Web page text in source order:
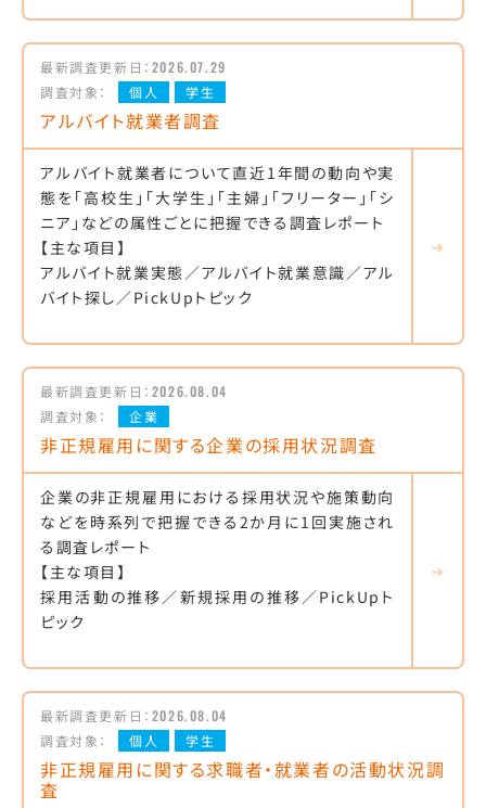
最新調査更新日： 2026.07.29
調査対象：
個人 学生
アルバイト就業者調査
アルバイト就業者について直近1年間の動向や実
態を「高校生」「大学生」「主婦」「フリーター」「シ
ニア」などの属性ごとに把握できる調査レポート
【主な項目】
アルバイト就業実態／アルバイト就業意識／アル
バイト探し／PickUpトピック
最新調査更新日： 2026.08.04
調査対象：
企業
非正規雇用に関する企業の採用状況調査
企業の非正規雇用における採用状況や施策動向
などを時系列で把握できる2か月に1回実施され
る調査レポート
【主な項目】
採用活動の推移／新規採用の推移／PickUpト
ピック
最新調査更新日： 2026.08.04
調査対象：
個人 学生
非正規雇用に関する求職者・就業者の活動状況調
査